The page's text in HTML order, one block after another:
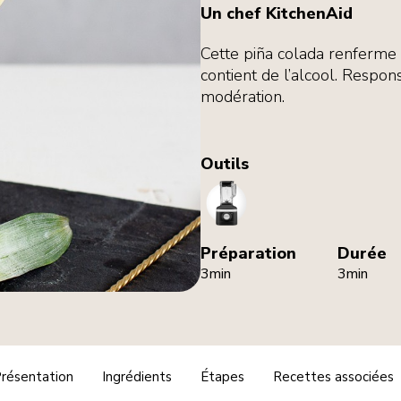
Un chef KitchenAid
Cette piña colada
contient de l’alcool.
modération.
Outils
Blender
Préparation
3min
Durée
3min
Ingrédients Étapes Recettes associées